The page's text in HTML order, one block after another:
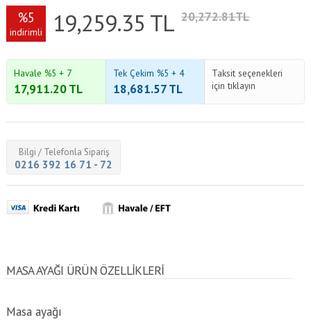
%5
indirimli 19,259.35 TL 20,272.81TL
Havale %5 + 7
17,911.20TL
Tek Çekim %5 + 4
18,681.57TL
Taksit seçenekleri
için tıklayın
Bilgi / Telefonla Sipariş
0216 392 16 71 - 72
MASA AYAĞI ÜRÜN ÖZELLİKLERİ
Masa ayağı